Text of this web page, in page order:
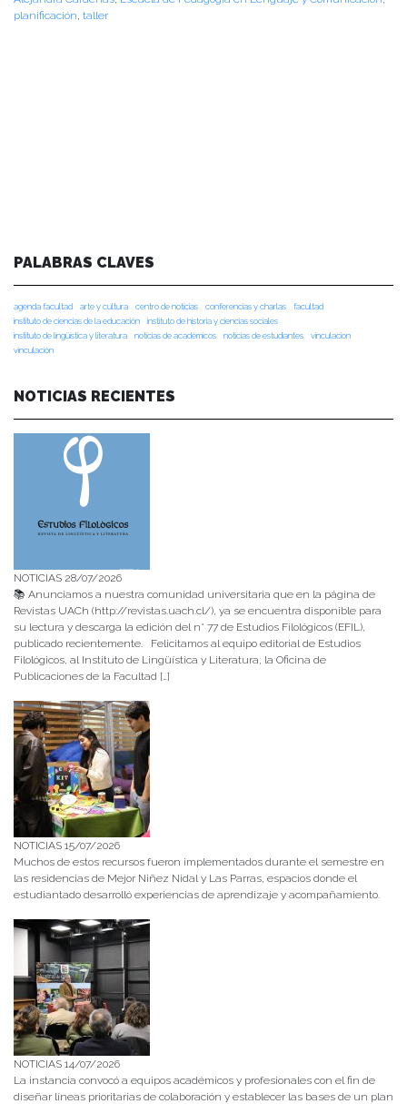
planificación, taller
PALABRAS CLAVES
agenda facultad arte y cultura centro de noticias conferencias y charlas
facultad
instituto de ciencias de la educación
instituto de historia y ciencias sociales
instituto de lingüística y literatura
noticias de académicos noticias de estudiantes
vinculacion
vinculación
NOTICIAS RECIENTES
NOTICIAS 28/07/2026
📚 Anunciamos a nuestra comunidad universitaria que en la página de
Revistas UACh (http://revistas.uach.cl/), ya se encuentra disponible para
su lectura y descarga la edición del n° 77 de Estudios Filológicos (EFIL),
publicado recientemente. Felicitamos al equipo editorial de Estudios
Filológicos, al Instituto de Lingüística y Literatura, la Oficina de
Publicaciones de la Facultad […]
NOTICIAS 15/07/2026
Muchos de estos recursos fueron implementados durante el semestre en
las residencias de Mejor Niñez Nidal y Las Parras, espacios donde el
estudiantado desarrolló experiencias de aprendizaje y acompañamiento.
NOTICIAS 14/07/2026
La instancia convocó a equipos académicos y profesionales con el fin de
diseñar líneas prioritarias de colaboración y establecer las bases de un plan